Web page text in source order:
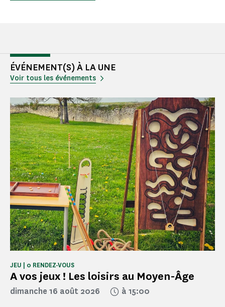
ÉVÉNEMENT(S) À LA UNE
Voir tous les événements
A vos jeux ! Les loisirs au Moyen-Âge
JEU | 0 RENDEZ-VOUS
dimanche 16 août 2026 à 15:00